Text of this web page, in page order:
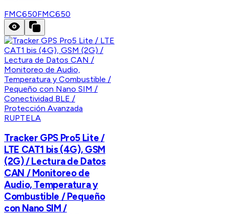
FMC650FMC650
RUPTELA
Tracker GPS Pro5 Lite /
LTE CAT1 bis (4G), GSM
(2G) / Lectura de Datos
CAN / Monitoreo de
Audio, Temperatura y
Combustible / Pequeño
con Nano SIM /